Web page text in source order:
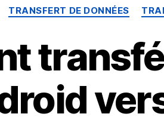
TRANSFERT DE DONNÉES